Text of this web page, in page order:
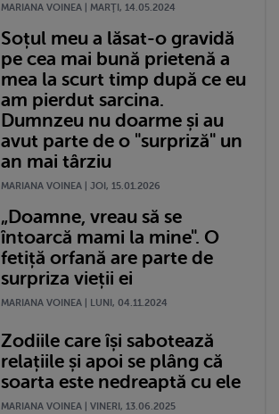
MARIANA VOINEA | MARŢI, 14.05.2024
Soțul meu a lăsat-o gravidă
pe cea mai bună prietenă a
mea la scurt timp după ce eu
am pierdut sarcina.
Dumnzeu nu doarme și au
avut parte de o "surpriză" un
an mai târziu
MARIANA VOINEA | JOI, 15.01.2026
„Doamne, vreau să se
întoarcă mami la mine". O
fetiță orfană are parte de
surpriza vieții ei
MARIANA VOINEA | LUNI, 04.11.2024
Zodiile care își sabotează
relațiile și apoi se plâng că
soarta este nedreaptă cu ele
MARIANA VOINEA | VINERI, 13.06.2025